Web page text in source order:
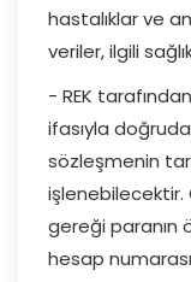
hastalıklar ve
veriler, ilgili
- REK
ifasıyla
sözleşmenin
işlenebilecektir.
gereği paranın
hesap